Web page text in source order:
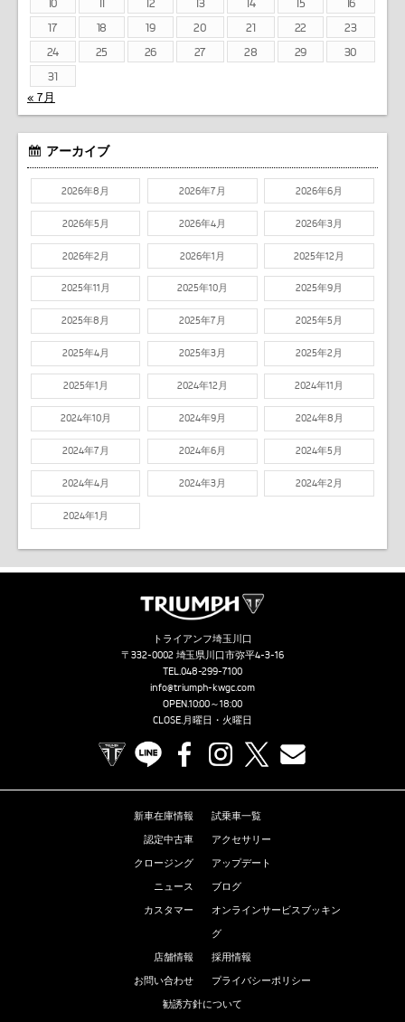
17
18 19 20 21 22
23
24
25 26 27 28 29
30
31
« 7月
アーカイブ
2026年8月 2026年7月 2026年6月
2026年5月 2026年4月 2026年3月
2026年2月 2026年1月 2025年12月
2025年11月 2025年10月 2025年9月
2025年8月 2025年7月 2025年5月
2025年4月 2025年3月 2025年2月
2025年1月 2024年12月 2024年11月
2024年10月 2024年9月 2024年8月
2024年7月 2024年6月 2024年5月
2024年4月 2024年3月 2024年2月
2024年1月
トライアンフ埼玉川口
〒332-0002 埼玉県川口市弥平4-3-16
TEL.048-299-7100
info@triumph-kwgc.com
OPEN.10:00～18:00
CLOSE.月曜日・火曜日
TRIUMPH OFFICIAL SITE
LINE FacebookInstagram
新車在庫情報
試乗車一覧
認定中古車
アクセサリー
クロージング
アップデート
ニュース
ブログ
カスタマー
オンラインサービスブッキン
グ
店舗情報
採用情報
お問い合わせ
プライバシーポリシー
勧誘方針について